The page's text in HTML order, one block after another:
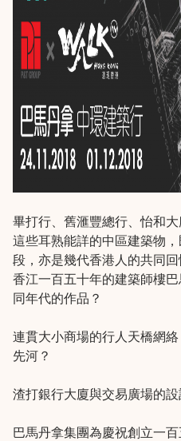
畢打行、舊滙豐總行、怡和
這些耳熟能詳的中區建築物
段，亦是幾代香港人的共同
香江一百五十年的建築師樓
同年代的作品？
連貫大小商場的行人天橋網
先河？
渣打銀行大廈與交易廣場的
巴馬丹拿集團為慶祝創立一